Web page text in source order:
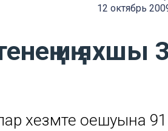
12 октябрь
иң яхшы
хезмәте оешуына